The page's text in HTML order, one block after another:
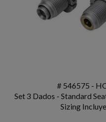
# 546575 -
Set 3 Dados - Standard
Sizing